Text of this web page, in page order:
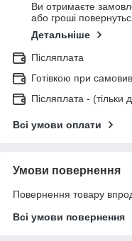
Ви отримаєте
або гроші
Детальніше
Післяплата
Готівкою при
Післяплата - (тільки
Всі умови оплати
Умови повернення
Повернення товару
Всі умови повернення